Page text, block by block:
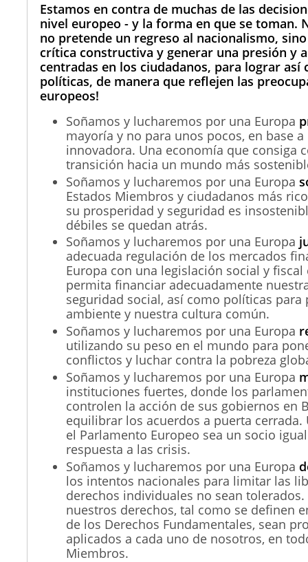
Estamos en contra de muchas de las
nivel europeo - y la forma en que se toman.
no pretende un regreso al nacionalismo,
crítica constructiva y generar una presión y
centradas en los ciudadanos, para lograr así
políticas, de manera que reflejen las
europeos!
Soñamos y lucharemos por una Europa
mayoría y no para unos pocos, en base
innovadora. Una economía que consiga
transición hacia un mundo más
Soñamos y lucharemos por una Europa
Estados Miembros y ciudadanos más
su prosperidad y seguridad es
débiles se quedan atrás.
Soñamos y lucharemos por una Europa
adecuada regulación de los mercados
Europa con una legislación social y
permita financiar adecuadamente
seguridad social, así como políticas
ambiente y nuestra cultura común.
Soñamos y lucharemos por una Europa
utilizando su peso en el mundo para
conflictos y luchar contra la pobreza
Soñamos y lucharemos por una Europa
instituciones fuertes, donde los
controlen la acción de sus gobiernos en
equilibrar los acuerdos a puerta cerrada.
el Parlamento Europeo sea un socio
respuesta a las crisis.
Soñamos y lucharemos por una Europa
los intentos nacionales para limitar las
derechos individuales no sean
nuestros derechos, tal como se definen
de los Derechos Fundamentales, sean
aplicados a cada uno de nosotros, en
Miembros.